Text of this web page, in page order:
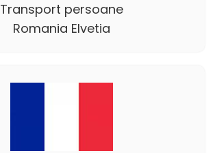
Transport persoane
Romania Elvetia